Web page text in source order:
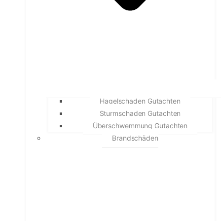
Hagelschaden Gutachten
Sturmschaden Gutachten
Überschwemmung Gutachten
Brandschäden